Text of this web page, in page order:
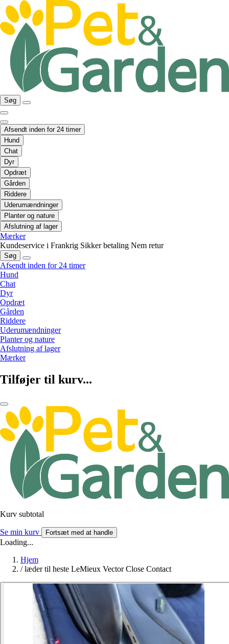
Søg
Afsendt inden for 24 timer
Hund
Chat
Dyr
Opdræt
Gården
Riddere
Uderumændninger
Planter og nature
Afslutning af lager
Mærker
Kundeservice i Frankrig Sikker betaling Nem retur
Søg
Afsendt inden for 24 timer
Hund
Chat
Dyr
Opdræt
Gården
Riddere
Uderumændninger
Planter og nature
Afslutning af lager
Mærker
Tilføjer til kurv...
Kurv subtotal
Se min kurv Fortsæt med at handle
Loading...
Hjem
/ læder til heste LeMieux Vector Close Contact